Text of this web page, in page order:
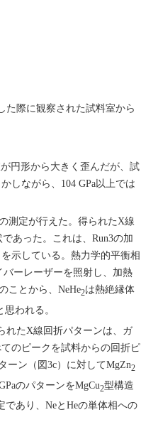
た際に観察された試料室から
円形から大きく歪んだが、試
しながら、104 GPa以上では
測定が行えた。得られたX線
あった。これは、Run3の加
示している。熱力学的平衡相
バーレーザーを照射し、加熱
ことから、NeHe2は熱絶縁体
われる。
れたX線回折パターンは、ガ
のピークを試料からの回折ピ
ーン（図3c）に対してMgZn2
のパターンをMgCu2型構造
であり、NeとHeの単体相への